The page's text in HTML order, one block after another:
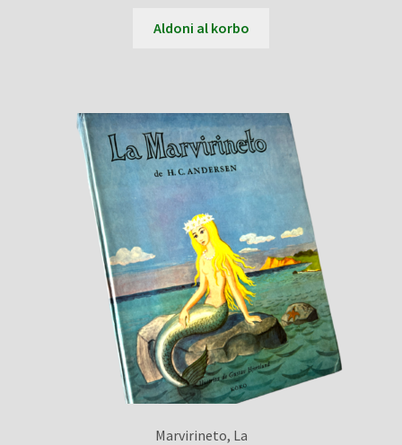
Aldoni al korbo
Marvirineto, La